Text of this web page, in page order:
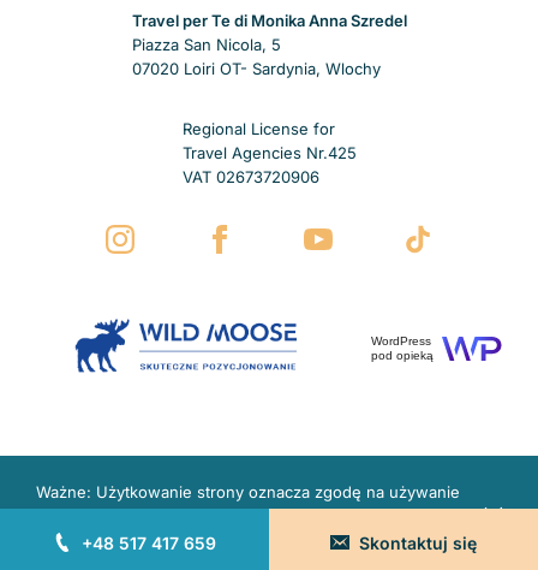
+48 517 417 659 Skontaktuj się
Travel per Te di Monika Anna Szredel
Piazza San Nicola, 5
07020 Loiri OT- Sardynia, Wlochy
Regional License for
Travel Agencies Nr.425
VAT 02673720906
WordPress
pod opieką
Ważne: Użytkowanie strony oznacza zgodę na używanie
plików Cookies i innych technologii.Więcej w polityce
prywatności